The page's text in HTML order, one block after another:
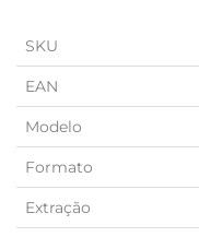
SKU
EAN
Modelo
Formato
Extração